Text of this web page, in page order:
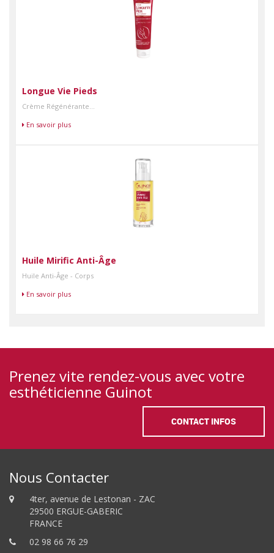
Longue Vie Pieds
Crème Régénérante...
En savoir plus
Huile Mirific Anti-Âge
Huile Anti-Âge - Corps
En savoir plus
Prenez vite rendez-vous avec votre
esthéticienne Guinot
CONTACT INFOS
Nous Contacter
4ter, avenue de Lestonan - ZAC
29500 ERGUE-GABERIC
FRANCE
02 98 66 76 29